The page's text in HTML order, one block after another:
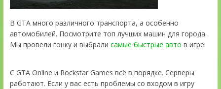
В GTA много различного транспорта, а особенно
автомобилей. Посмотрите топ лучших машин для города.
Мы провели гонку и выбрали самые быстрые авто в игре.
С GTA Online и Rockstar Games всё в порядке. Серверы
работают. Если у вас есть проблемы со входом в игру